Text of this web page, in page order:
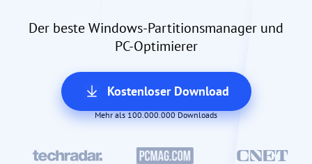
Der beste Windows-Partitionsmanager und
PC-Optimierer
Kostenloser Download
Mehr als 100.000.000 Downloads